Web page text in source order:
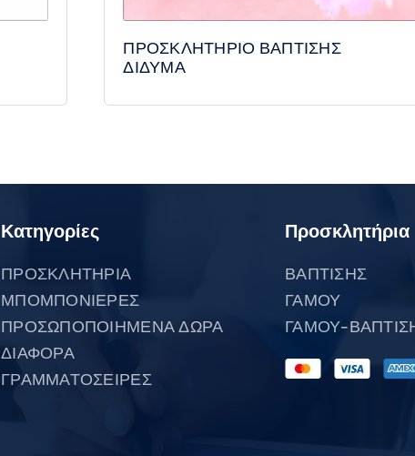
ΠΡΟΣΚΛΗΤΗΡΙΟ ΒΑΠΤΙΣΗΣ
ΔΙΔΥΜΑ
Κατηγορίες
ΠΡΟΣΚΛΗΤΗΡΙΑ
ΜΠΟΜΠΟΝΙΕΡΕΣ
ΠΡΟΣΩΠΟΠΟΙΗΜΕΝΑ ΔΩΡΑ
ΔΙΑΦΟΡΑ
ΓΡΑΜΜΑΤΟΣΕΙΡΕΣ
Προσκλητήρια
ΒΑΠΤΙΣΗΣ
ΓΑΜΟΥ
ΓΑΜΟΥ-